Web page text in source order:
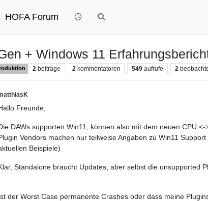
HOFA Forum
+ Windows 11
2 beiträge 2 kommentatoren 549 aufrufe 2
Freunde,
DAWs supporten Win11, können also mit dem neuen CPU <-
Vendors machen nur teilweise Angaben zu Win11
Beispiele)
Standalone braucht Updates, aber selbst die unsupported
der Worst Case permanente Crashes oder dass meine